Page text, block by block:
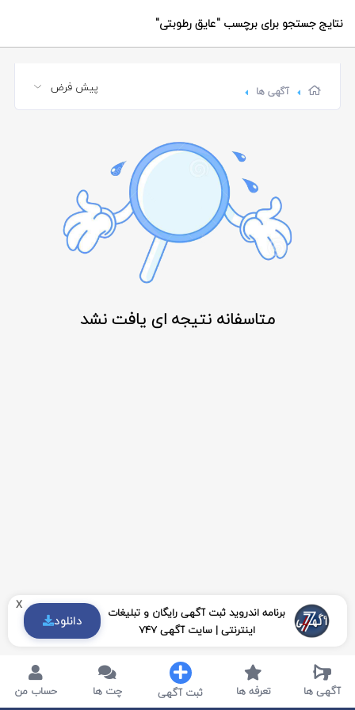
نتایج جستجو برای برچسب "عایق رطوبتی"
آگهی ها
متاسفانه نتیجه ای یافت نشد
x
برنامه اندروید ثبت آگهی رایگان و تبلیغات
اینترنتی | سایت آگهی 747
دانلود
آگهی ها تعرفه ها ثبت آگهی چت ها حساب من